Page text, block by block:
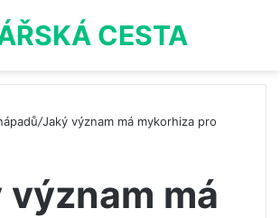
CESTA
/Jaký význam má mykorhiza pro
význam má